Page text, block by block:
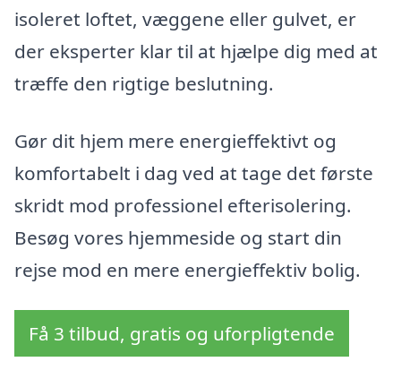
isoleret loftet, væggene eller gulvet, er
der eksperter klar til at hjælpe dig med at
træffe den rigtige beslutning.
Gør dit hjem mere energieffektivt og
komfortabelt i dag ved at tage det første
skridt mod professionel efterisolering.
Besøg vores hjemmeside og start din
rejse mod en mere energieffektiv bolig.
Få 3 tilbud, gratis og uforpligtende